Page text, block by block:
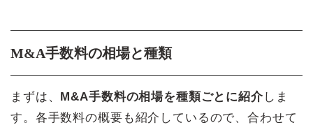
M&A手数料の相場と種類
まずは、 M&A手数料の相場を種類ごとに紹介しま
す。各手数料の概要も紹介しているので、合わせて